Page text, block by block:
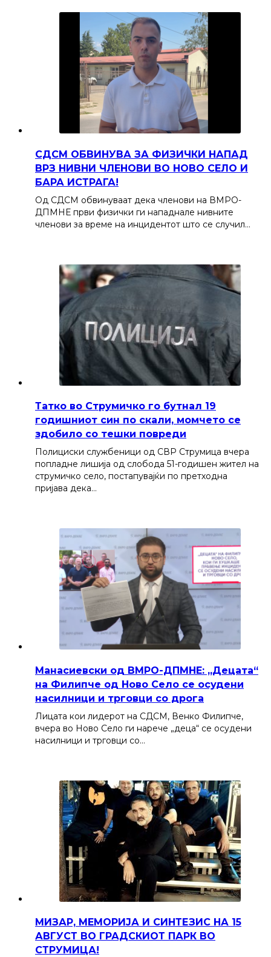
СДСМ ОБВИНУВА ЗА ФИЗИЧКИ НАПАД
ВРЗ НИВНИ ЧЛЕНОВИ ВО НОВО СЕЛО И
БАРА ИСТРАГА!
Од СДСМ обвинуваат дека членови на ВМРО-
ДПМНЕ први физички ги нападнале нивните
членови за време на инцидентот што се случил…
Татко во Струмичко го бутнал 19
годишниот син по скали, момчето се
здобило со тешки повреди
Полициски службеници од СВР Струмица вчера
попладне лишија од слобода 51-годишен жител на
струмичко село, постапувајќи по претходна
пријава дека…
Манасиевски од ВМРО-ДПМНЕ: „Децата“
на Филипче од Ново Село се осудени
насилници и трговци со дрога
Лицата кои лидерот на СДСМ, Венко Филипче,
вчера во Ново Село ги нарече „деца“ се осудени
насилници и трговци со…
МИЗАР, МЕМОРИЈА И СИНТЕЗИС НА 15
АВГУСТ ВО ГРАДСКИОТ ПАРК ВО
СТРУМИЦА!